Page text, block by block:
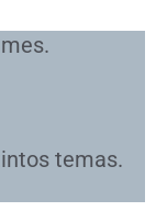
temas.